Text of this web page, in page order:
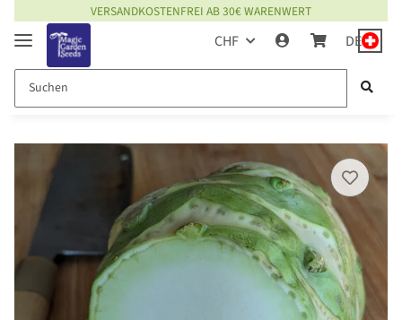
VERSANDKOSTENFREI AB 30€ WARENWERT
CHF DE